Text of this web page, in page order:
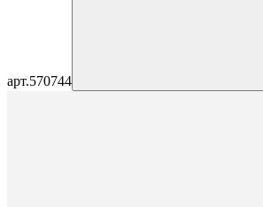
арт.570744